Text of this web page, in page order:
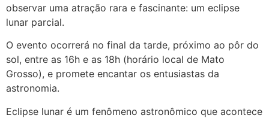
observar uma atração rara e fascinante: um eclipse
lunar parcial.
O evento ocorrerá no final da tarde, próximo ao pôr do
sol, entre as 16h e as 18h (horário local de Mato
Grosso), e promete encantar os entusiastas da
astronomia.
Eclipse lunar é um fenômeno astronômico que acontece